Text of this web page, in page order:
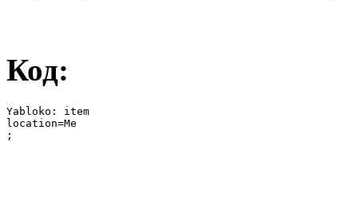
Код:
Yabloko: item
location=Me
;